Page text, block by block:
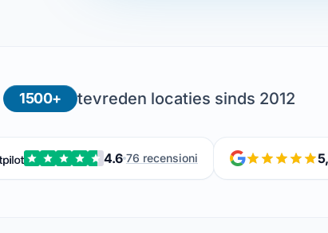
1500+ tevreden locaties sinds 2012
4.6 76 recensioni